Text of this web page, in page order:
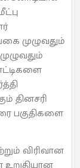
முழுவதும்
தினசரி
பகுதிகளை
விரிவான